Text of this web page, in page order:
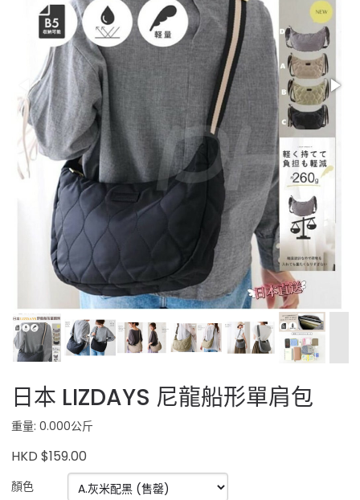
日本 LIZDAYS 尼龍船形單肩包
重量: 0.000公斤
HKD $159.00
顏色